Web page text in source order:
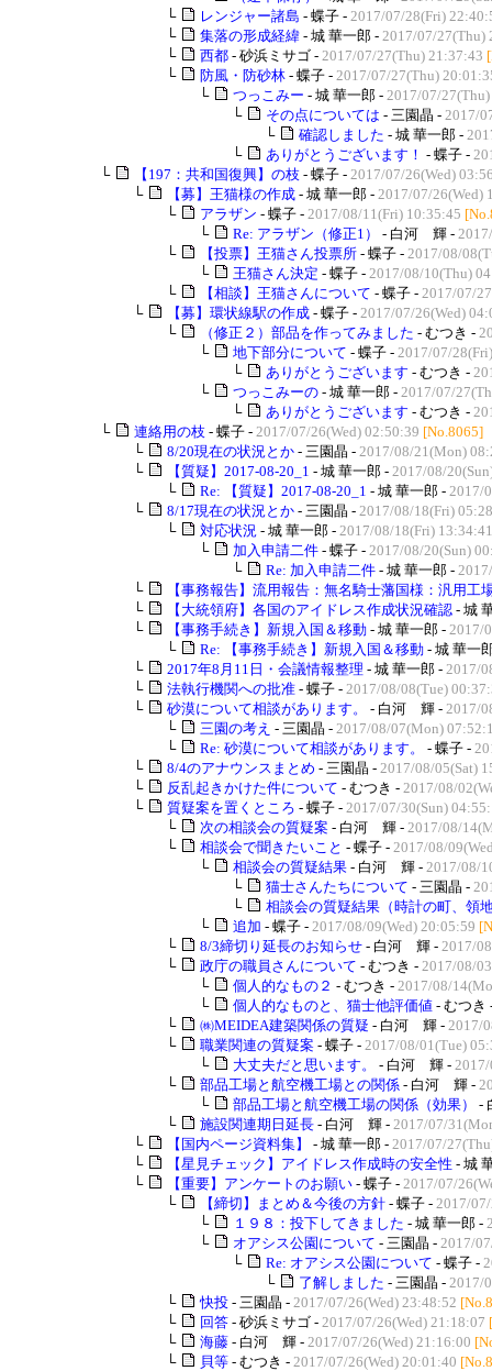
└
レンジャー諸島 - 蝶子 - 2017/07/28(Fri)
└
集落の形成経緯 - 城 華一郎 - 2017/07/27(Thu)
└
西都 - 砂浜ミサゴ - 2017/07/27(Thu) 21:37:43
└
防風・防砂林 - 蝶子 - 2017/07/27(Thu)
└
つっこみー - 城 華一郎 - 2017/07/
└
その点については - 三園晶 - 2017/
└
確認しました - 城 華一郎 -
└
ありがとうございます！ - 蝶子 -
└
【197：共和国復興】の枝 - 蝶子 - 2017/07/26(Wed)
└
【募】王猫様の作成 - 城 華一郎 - 2017/07/26(Wed)
└
アラザン - 蝶子 - 2017/08/11(Fri) 10:35:45
└
Re: アラザン（修正1） - 白河 輝 -
└
【投票】王猫さん投票所 - 蝶子 - 2017/08/
└
王猫さん決定 - 蝶子 - 2017/08/10(Thu)
└
【相談】王猫さんについて - 蝶子 - 2017/07/
└
【募】環状線駅の作成 - 蝶子 - 2017/07/26(Wed)
└
（修正２）部品を作ってみました - むつき -
└
地下部分について - 蝶子 - 2017/07/
└
ありがとうございます - むつき -
└
つっこみーの - 城 華一郎 - 2017/07/
└
ありがとうございます - むつき -
└
連絡用の枝 - 蝶子 - 2017/07/26(Wed) 02:50:39 [No.8065]
└
8/20現在の状況とか - 三園晶 - 2017/08/21(Mon)
└
【質疑】2017-08-20_1 - 城 華一郎 - 2017/08/
└
Re: 【質疑】2017-08-20_1 - 城 華一郎 - 2017/
└
8/17現在の状況とか - 三園晶 - 2017/08/18(Fri)
└
対応状況 - 城 華一郎 - 2017/08/18(Fri) 13:34:41
└
加入申請二件 - 蝶子 - 2017/08/20(Sun)
└
Re: 加入申請二件 - 城 華一郎 -
└
【事務報告】流用報告：無名騎士藩国様：汎用工
└
【大統領府】各国のアイドレス作成状況確認 - 城
└
【事務手続き】新規入国＆移動 - 城 華一郎 - 2017/
└
Re: 【事務手続き】新規入国＆移動 - 城 華一
└
2017年8月11日・会議情報整理 - 城 華一郎 - 2017/
└
法執行機関への批准 - 蝶子 - 2017/08/08(Tue)
└
砂漠について相談があります。 - 白河 輝 - 2017/
└
三園の考え - 三園晶 - 2017/08/07(Mon)
└
Re: 砂漠について相談があります。 - 蝶子 -
└
8/4のアナウンスまとめ - 三園晶 - 2017/08/05(Sat)
└
反乱起きかけた件について - むつき - 2017/08/
└
質疑案を置くところ - 蝶子 - 2017/07/30(Sun)
└
次の相談会の質疑案 - 白河 輝 - 2017/08/
└
相談会で聞きたいこと - 蝶子 - 2017/08/
└
相談会の質疑結果 - 白河 輝 - 2017/08/
└
猫士さんたちについて - 三園晶 -
└
相談会の質疑結果（時計の町、領
└
追加 - 蝶子 - 2017/08/09(Wed) 20:05:59
└
8/3締切り延長のお知らせ - 白河 輝 - 2017/
└
政庁の職員さんについて - むつき - 2017/08/
└
個人的なもの２ - むつき - 2017/08/
└
個人的なものと、猫士他評価値 - むつき
└
㈱MEIDEA建築関係の質疑 - 白河 輝 - 2017/
└
職業関連の質疑案 - 蝶子 - 2017/08/01(Tue)
└
大丈夫だと思います。 - 白河 輝 -
└
部品工場と航空機工場との関係 - 白河 輝 -
└
部品工場と航空機工場の関係（効果）
-
└
施設関連期日延長 - 白河 輝 - 2017/07/
└
【国内ページ資料集】 - 城 華一郎 - 2017/07/
└
【星見チェック】アイドレス作成時の安全性 - 城
└
【重要】アンケートのお願い - 蝶子 - 2017/07/
└
【締切】まとめ＆今後の方針 - 蝶子 - 2017/
└
１９８：投下してきました - 城 華一郎 -
└
オアシス公園について - 三園晶 - 2017/
└
Re: オアシス公園について - 蝶子 -
└
了解しました - 三園晶 - 2017/
└
快投 - 三園晶 - 2017/07/26(Wed) 23:48:52
└
回答 - 砂浜ミサゴ - 2017/07/26(Wed) 21:18:07
└
海藤 - 白河 輝 - 2017/07/26(Wed) 21:16:00
└
貝等 - むつき - 2017/07/26(Wed) 20:01:40